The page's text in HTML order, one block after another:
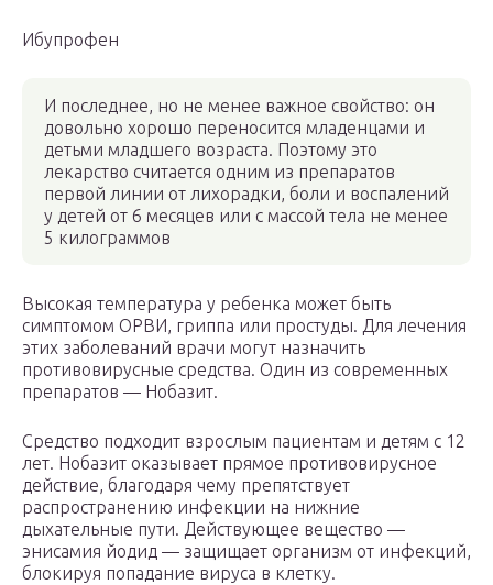
Ибупрофен
И последнее, но не менее важное свойство: он
довольно хорошо переносится младенцами и
детьми младшего возраста. Поэтому это
лекарство считается одним из препаратов
первой линии от лихорадки, боли и воспалений
у детей от 6 месяцев или с массой тела не менее
5 килограммов
Высокая температура у ребенка может быть
симптомом ОРВИ, гриппа или простуды. Для лечения
этих заболеваний врачи могут назначить
противовирусные средства. Один из современных
препаратов — Нобазит.
Средство подходит взрослым пациентам и детям с 12
лет. Нобазит оказывает прямое противовирусное
действие, благодаря чему препятствует
распространению инфекции на нижние
дыхательные пути. Действующее вещество —
энисамия йодид — защищает организм от инфекций,
блокируя попадание вируса в клетку.